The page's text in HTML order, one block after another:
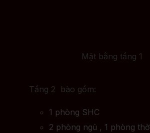
Mặt bằng tầng 1
Tầng 2 bào gồm:
1 phòng SHC
2 phòng ngủ , 1 phòng thờ